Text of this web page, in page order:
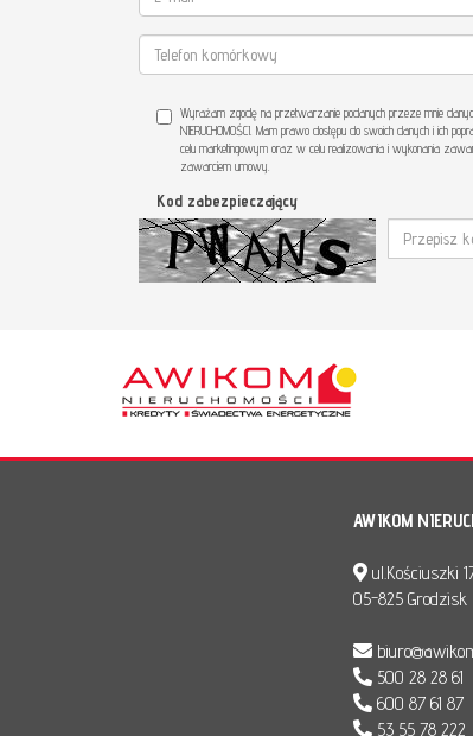
Wyrażam zgodę na przetwarzanie podanych przeze mnie
NIERUCHOMOŚCI. Mam prawo dostępu do swoich danych i ich
celu marketingowym oraz w celu realizowania i wykonania
zawarciem umowy.
Kod zabezpieczający
AWIKOM
ul.Kościuszki
05-825 Grodzisk
500 28 28 61
600 87 61 87
53 55 78 222